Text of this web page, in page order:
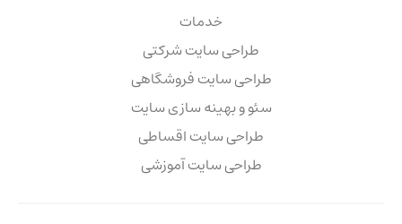
خدمات
طراحی سایت شرکتی
طراحی سایت فروشگاهی
سئو و بهینه سازی سایت
طراحی سایت اقساطی
طراحی سایت آموزشی